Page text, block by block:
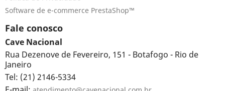
Software de e-commerce PrestaShop™
Fale conosco
Cave Nacional
Rua Dezenove de Fevereiro, 151 - Botafogo - Rio de
Janeiro
Tel: (21) 2146-5334